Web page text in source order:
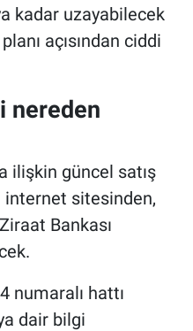
kadar uzayabilecek
açısından ciddi
nereden
ilişkin güncel satış
internet sitesinden,
Bankası
numaralı hattı
dair bilgi